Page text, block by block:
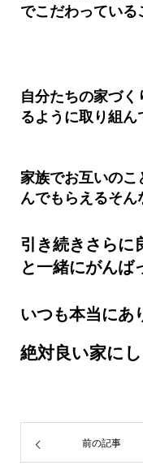
でこだわっている
自分たちの家づく
るように取り組ん
家族でお互いのこ
んでもらえるそん
引き続きさらに
と一緒にがんば
いつも本当にあ
絶対良い家にし
前の記事